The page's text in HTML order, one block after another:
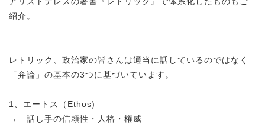
紹介。
レトリック、政治家の皆さんは適当に話しているのではなく
「弁論」の基本の3つに基づいています。
1、エートス（Ethos)
→ 話し手の信頼性・人格・権威